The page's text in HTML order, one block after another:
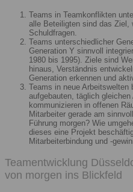
Teams in Teamkonflikten
alle Beteiligten sind das Ziel,
Schuldfragen.
Teams unterschiedlicher
Generation Y sinnvoll
1980 bis 1995). Ziele sind
hinaus, Verständnis
Generation erkennen und
Teams in neue
aufgebauten, täglich
kommunizieren in offenen
Mitarbeiter gerade am
Führung morgen? Wie
dieses eine Projekt
Mitarbeiterbindung und -
Teamentwicklung
von morgen ins Blickfeld